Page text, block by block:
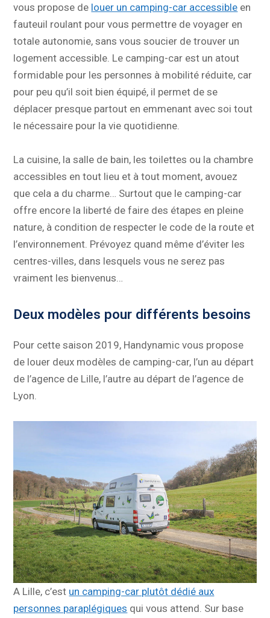
vous propose de louer un camping-car accessible en
fauteuil roulant pour vous permettre de voyager en
totale autonomie, sans vous soucier de trouver un
logement accessible. Le camping-car est un atout
formidable pour les personnes à mobilité réduite, car
pour peu qu’il soit bien équipé, il permet de se
déplacer presque partout en emmenant avec soi tout
le nécessaire pour la vie quotidienne.
La cuisine, la salle de bain, les toilettes ou la chambre
accessibles en tout lieu et à tout moment, avouez
que cela a du charme… Surtout que le camping-car
offre encore la liberté de faire des étapes en pleine
nature, à condition de respecter le code de la route et
l’environnement. Prévoyez quand même d’éviter les
centres-villes, dans lesquels vous ne serez pas
vraiment les bienvenus…
Deux modèles pour différents besoins
Pour cette saison 2019, Handynamic vous propose
de louer deux modèles de camping-car, l’un au départ
de l’agence de Lille, l’autre au départ de l’agence de
Lyon.
A Lille, c’est un camping-car plutôt dédié aux
personnes paraplégiques qui vous attend. Sur base